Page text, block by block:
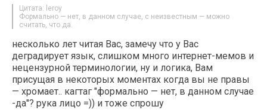
Цитата: leroy
Формально — нет, в данном случае, с неизвестным — можно
считать, что да.
несколько лет читая Вас, замечу что у Вас
деградирует язык, слишком много интернет-мемов и
нецензурной терминологии, ну и логика, Вам
присущая в некоторых моментах когда вы не правы
— хромает.. кагтаг "формально — нет, в данном случае
-да"? рука лицо =)) и тоже спрошу